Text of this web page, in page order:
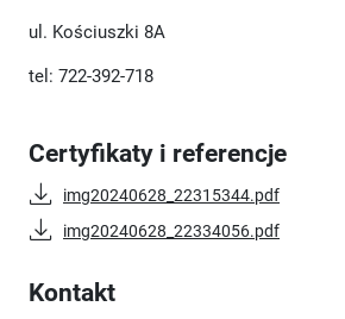
ul. Kościuszki 8A
tel: 722-392-718
Certyfikaty i referencje
img20240628_22315344.pdf
img20240628_22334056.pdf
Kontakt